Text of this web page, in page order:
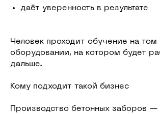
даёт уверенность в результате
Человек проходит обучение на том
оборудовании, на котором будет
дальше.
Кому подходит такой бизнес
Производство бетонных заборов